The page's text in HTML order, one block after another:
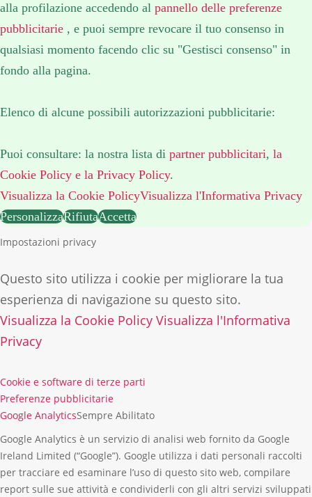
alla profilazione accedendo al pannello delle preferenze
pubblicitarie , e puoi sempre revocare il tuo consenso in
qualsiasi momento facendo clic su "Gestisci consenso" in
fondo alla pagina.
Elenco di alcune possibili autorizzazioni pubblicitarie:
Puoi consultare: la nostra lista di partner pubblicitari, la
Cookie Policy e la Privacy Policy.
Visualizza la Cookie PolicyVisualizza l'Informativa Privacy
PersonalizzaRifiutaAccetta
Impostazioni privacy
Questo sito utilizza i cookie per migliorare la tua
esperienza di navigazione su questo sito.
Visualizza la Cookie Policy Visualizza l'Informativa
Privacy
Cookie e software di terze parti
Preferenze pubblicitarie
Google AnalyticsSempre Abilitato
Google Analytics è un servizio di analisi web fornito da Google
Ireland Limited (“Google”). Google utilizza i dati personali raccolti
per tracciare ed esaminare l’uso di questo sito web, compilare
report sulle sue attività e condividerli con gli altri servizi sviluppati